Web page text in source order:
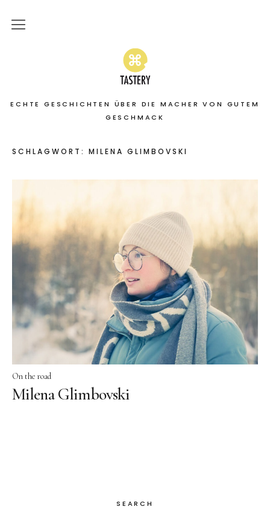
ECHTE GESCHICHTEN ÜBER DIE MACHER VON GUTEM
GESCHMACK
Home
Stories
On the road
Featured
About
Services | Leistungen
FacebookInstagram
SCHLAGWORT: MILENA GLIMBOVSKI
On the road
Milena Glimbovski
SEARCH